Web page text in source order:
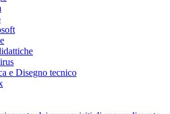
e Disegno tecnico